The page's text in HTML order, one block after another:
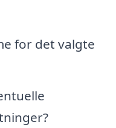
for det valgte